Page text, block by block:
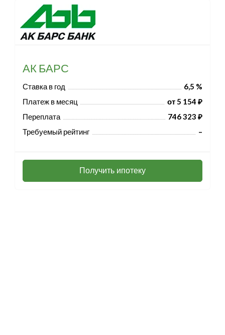
АК БАРС
Ставка в год
6,5 %
Платеж в месяц
от 5 154 ₽
Переплата
746 323 ₽
Требуемый рейтинг
–
Получить ипотеку